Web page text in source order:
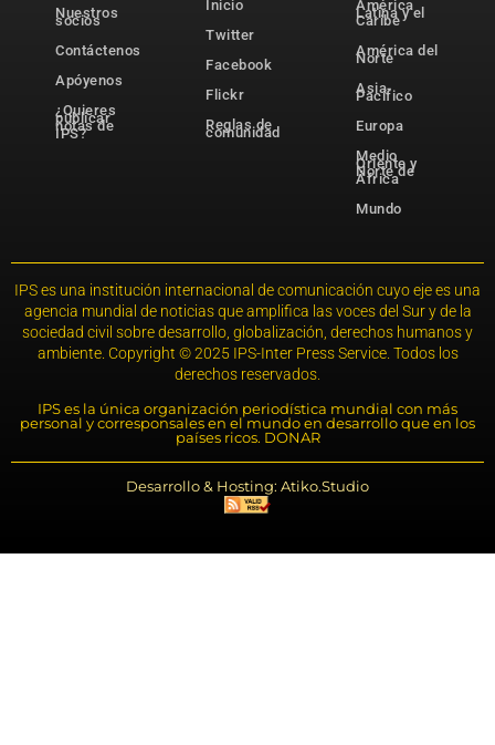
Nuestros
socios
Contáctenos
Apóyenos
¿Quieres
publicar
notas de
IPS?
Inicio
Twitter
Facebook
Flickr
Reglas de
comunidad
América
Latina y el
Caribe
América del
Norte
Asia-
Pacífico
Europa
Medio
Oriente y
Norte de
África
Mundo
IPS es una institución internacional de comunicación cuyo eje es una
agencia mundial de noticias que amplifica las voces del Sur y de la
sociedad civil sobre desarrollo, globalización, derechos humanos y
ambiente. Copyright © 2025 IPS-Inter Press Service. Todos los
derechos reservados.
IPS es la única organización periodística mundial con más
personal y corresponsales en el mundo en desarrollo que en los
países ricos. DONAR
Desarrollo & Hosting: Atiko.Studio